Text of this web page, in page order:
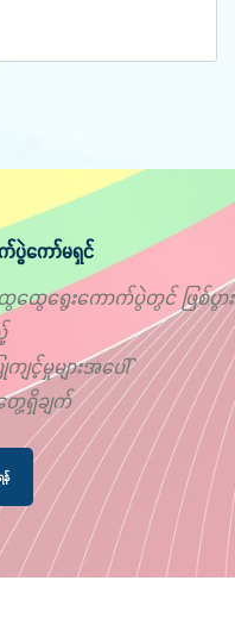
ပွဲကော်မရှင်
ထွေရွေးကောက်ပွဲတွင် ဖြစ်ပွား
ျင့်မှုများအပေါ်
ေ့ရှိချက်
န်